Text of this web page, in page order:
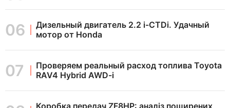
Дизельный двигатель 2.2 i-CTDi. Удачный
мотор от Honda
Проверяем реальный расход топлива Toyota
RAV4 Hybrid AWD-i